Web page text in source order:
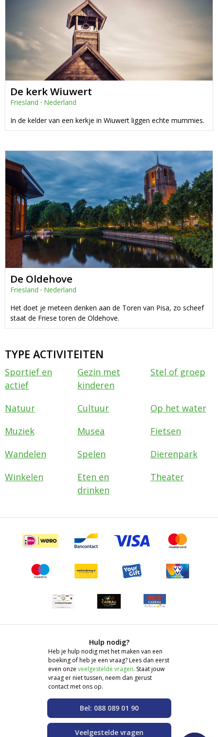
De kerk Wiuwert
Friesland · Nederland
In de kelder van een kerkje in Wiuwert liggen echte mummies.
De Oldehove
Friesland · Nederland
Het doet je meteen denken aan de Toren van Pisa, zo scheef
staat de Friese toren de Oldehove.
TYPE ACTIVITEITEN
Sportief en
actief
Gezin met
kinderen
Stel of groep
Natuur Cultuur
Op het water
Muziek
Musea
Fietsen
Wandelen
Spelen
Dierenpark
Winkelen
Eten en
drinken
Theater
Hulp nodig?
Heb je hulp nodig met het maken van een
boeking of heb je een vraag? Lees dan eerst
even onze veelgestelde vragen. Staat jouw
vraag er niet tussen, neem dan gerust
contact met ons op.
Bel: 088 089 01 90
Veelgestelde vragen